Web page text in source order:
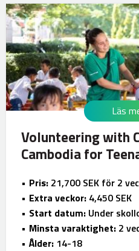
Volunteering with
Cambodia for
Läs
Pris: 21,700 SEK för 2
Extra veckor: 4,450 SEK
Start datum: Under
Minsta varaktighet: 2
Ålder: 14-18